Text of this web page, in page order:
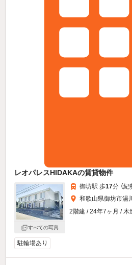
レオパレスHIDAKAの賃貸物件
すべての写真
御坊駅 歩17分 （紀
和歌山県御坊市湯
2階建 / 24年7ヶ月 / 木
駐輪場あり